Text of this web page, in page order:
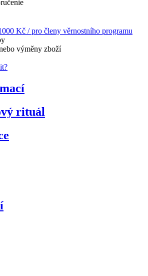
Kč / pro členy věrnostního programu
výměny zboží
rituál